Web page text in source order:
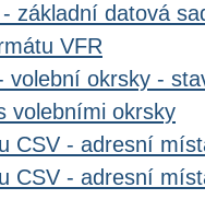
základní datová
VFR
volební okrsky -
volebními okrsky
CSV - adresní
CSV - adresní